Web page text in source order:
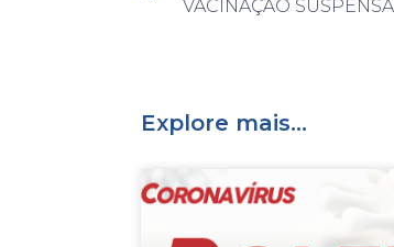
Explore mais...